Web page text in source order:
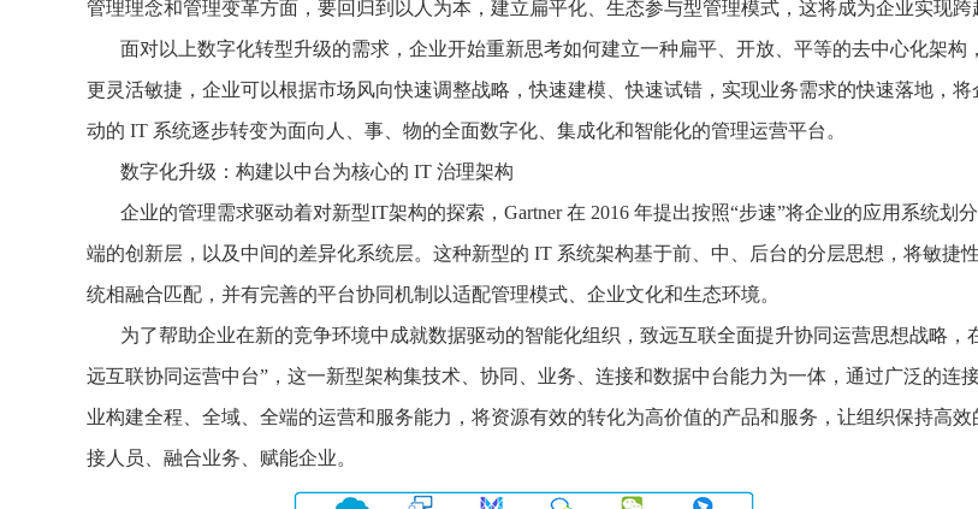
管理理念和管理变革方面，要回归到以人为本，建立扁平化、生态参与型管理模式，这将成为企业实现跨
面对以上数字化转型升级的需求，企业开始重新思考如何建立一种扁平、开放、平等的去中心化架构
更灵活敏捷，企业可以根据市场风向快速调整战略，快速建模、快速试错，实现业务需求的快速落地，
动的 IT 系统逐步转变为面向人、事、物的全面数字化、集成化和智能化的管理运营平台。
数字化升级：构建以中台为核心的 IT 治理架构
企业的管理需求驱动着对新型IT架构的探索，Gartner 在 2016 年提出按照“步速”将企业的应用系统划
端的创新层，以及中间的差异化系统层。这种新型的 IT 系统架构基于前、中、后台的分层思想，将敏捷
统相融合匹配，并有完善的平台协同机制以适配管理模式、企业文化和生态环境。
为了帮助企业在新的竞争环境中成就数据驱动的智能化组织，致远互联全面提升协同运营思想战略，
远互联协同运营中台”，这一新型架构集技术、协同、业务、连接和数据中台能力为一体，通过广泛的连
业构建全程、全域、全端的运营和服务能力，将资源有效的转化为高价值的产品和服务，让组织保持高
接人员、融合业务、赋能企业。